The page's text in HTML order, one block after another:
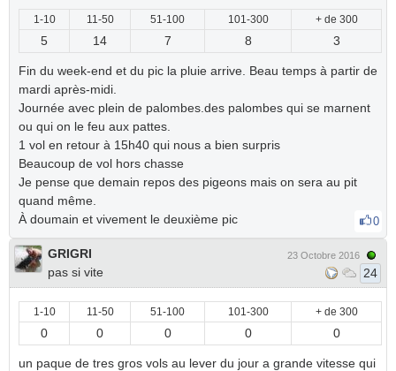
1-10 11-50 51-100 101-300 + de 300
5 14 7 8 3
Fin du week-end et du pic la pluie arrive. Beau temps à partir de
mardi après-midi.
Journée avec plein de palombes.des palombes qui se marnent
ou qui on le feu aux pattes.
1 vol en retour à 15h40 qui nous a bien surpris
Beaucoup de vol hors chasse
Je pense que demain repos des pigeons mais on sera au pit
quand même.
À doumain et vivement le deuxième pic
0
GRIGRI
pas si vite
23 Octobre 2016
24
1-10 11-50 51-100 101-300 + de 300
0 0 0 0 0
un paque de tres gros vols au lever du jour a grande vitesse qui